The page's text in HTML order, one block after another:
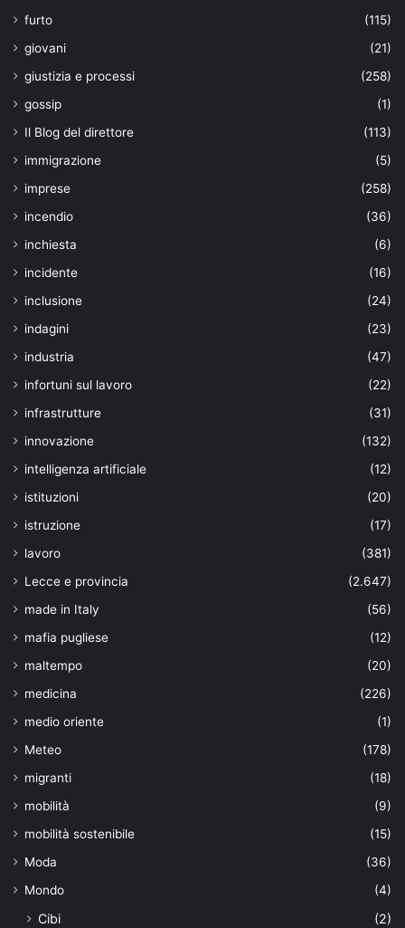
furto
(115)
giovani
(21)
giustizia e processi
(258)
gossip
(1)
Il Blog del direttore
(113)
immigrazione
(5)
imprese
(258)
incendio
(36)
inchiesta
(6)
incidente
(16)
inclusione
(24)
indagini
(23)
industria
(47)
infortuni sul lavoro
(22)
infrastrutture
(31)
innovazione
(132)
intelligenza artificiale
(12)
istituzioni
(20)
istruzione
(17)
lavoro
(381)
Lecce e provincia
(2.647)
made in Italy
(56)
mafia pugliese
(12)
maltempo
(20)
medicina
(226)
medio oriente
(1)
Meteo
(178)
migranti
(18)
mobilità
(9)
mobilità sostenibile
(15)
Moda
(36)
Mondo
(4)
Cibi (2)